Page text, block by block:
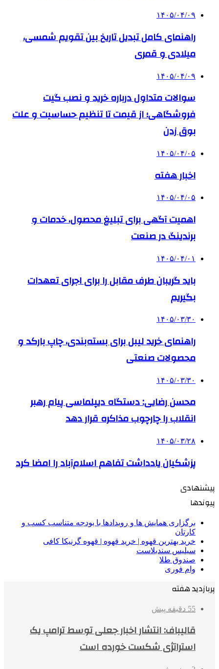
۱۴۰۵/۰۴/۰۹
راهنمای کامل تبدیل تاریخ بین تقویم شمسی،
میلادی و قمری
۱۴۰۵/۰۴/۰۹
سوالات متداول درباره خرید و نصب گیت
فروشگاهی؛ از قیمت تا تنظیم حساسیت و علت
بوق زدن
۱۴۰۵/۰۴/۰۵
اخبار هفته
۱۴۰۵/۰۴/۰۵
اهمیت آگهی برای تبلیغ محصول، خدمات و
برندینگ در صنعت
۱۴۰۵/۰۴/۰۱
باید گریبان طرف مقابل را برای اجرای تعهدات
بگیریم
۱۴۰۵/۰۳/۳۰
راهنمای خرید لیبل برای بسته‌بندی، چاپ بارکد و
محصولات صنعتی
۱۴۰۵/۰۳/۳۰
محسن رضایی: دستگاه دیپلماسی پیام رهبر
انقلاب را چارچوب مذاکره قرار دهد
۱۴۰۵/۰۳/۲۸
پزشکیان یادداشت تفاهم اسلام‌آباد را امضا کرد
پیشنهادی
پیوندها
برگزاری همایش ها و رویدادها با بودجه متناسب کسب و
کارتان
خرید بهترین قهوه | خرید قهوه | قهوه گرنیکا کافی
سیلیس سندبلاست
صندوق طلا
وام فوری
پربازدید هفته
55 دقیقه پیش
قالیباف: انتشار اخبار جعلی توسط ترامپ یک
استراتژی شکست خورده است